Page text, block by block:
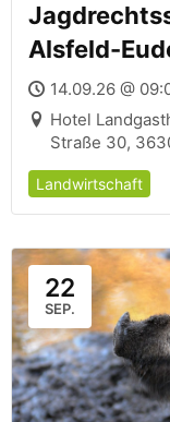
Alsfeld-
14.09.26 @
Hotel
Straße 30,
Landwirtschaft
22
SEP.